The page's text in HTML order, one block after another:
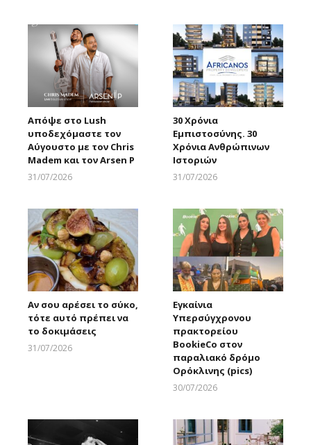
Απόψε στο Lush
υποδεχόμαστε τον
Αύγουστο με τον Chris
Madem και τον Arsen P
31/07/2026
30 Χρόνια
Εμπιστοσύνης. 30
Χρόνια Ανθρώπινων
Ιστοριών
31/07/2026
Αν σου αρέσει το σύκο,
τότε αυτό πρέπει να
το δοκιμάσεις
31/07/2026
Εγκαίνια
Υπερσύγχρονου
πρακτορείου
BookieCo στον
παραλιακό δρόμο
Ορόκλινης (pics)
30/07/2026